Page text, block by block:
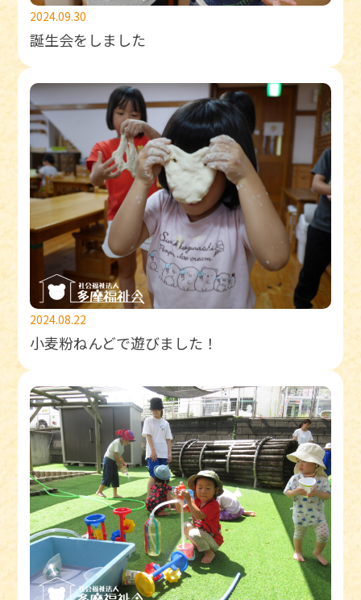
2024.09.30
誕生会をしました
2024.08.22
小麦粉ねんどで遊びました！